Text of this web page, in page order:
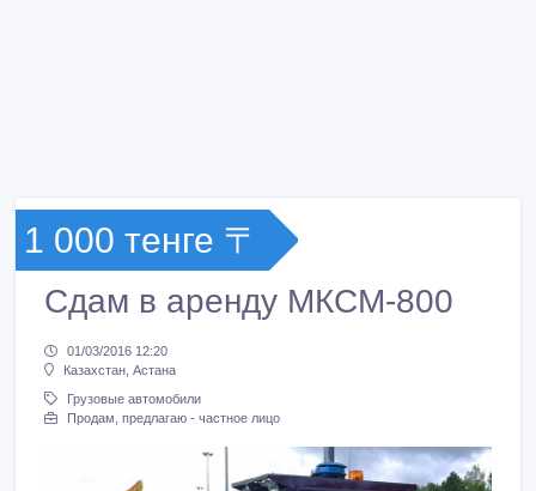
1 000 тенге 〒
Сдам в аренду МКСМ-800
01/03/2016 12:20
Казахстан, Астана
Грузовые автомобили
Продам, предлагаю - частное лицо